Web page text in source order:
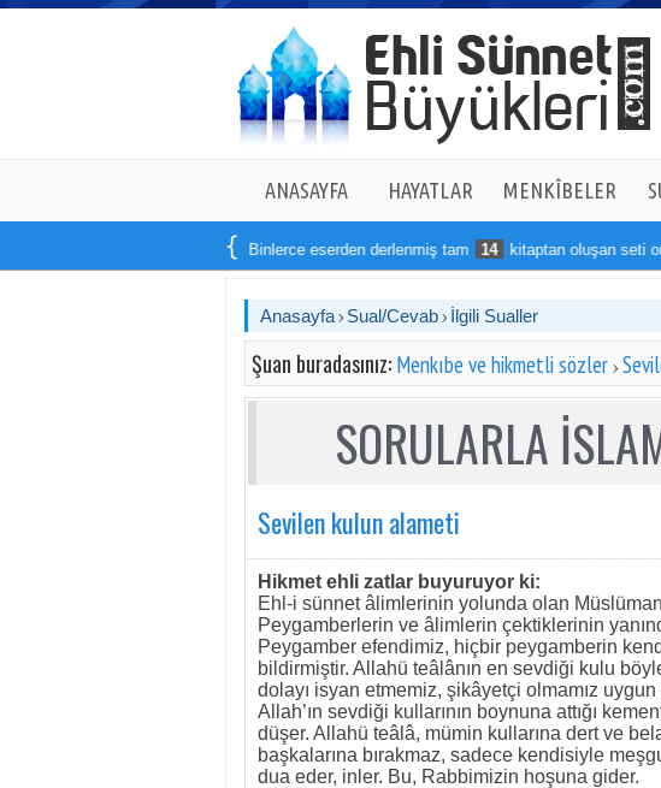
ANASAYFA HAYATLAR MENKÎBELER
Binlerce eserden derlenmiş tam 14 kitaptan oluşan seti
Anasayfa Sual/Cevab İlgili Sualler
Şuan buradasınız: Menkıbe ve hikmetli sözler
SORULARLA
Sevilen kulun alameti
Hikmet ehli zatlar buyuruyor ki:
Ehl-i sünnet âlimlerinin yolunda olan
Peygamberlerin ve âlimlerin çektiklerinin
Peygamber efendimiz, hiçbir peygamberin
bildirmiştir. Allahü teâlânın en sevdiği kulu
dolayı isyan etmemiz, şikâyetçi olmamız
Allah’ın sevdiği kullarının boynuna attığı
düşer. Allahü teâlâ, mümin kullarına dert ve
başkalarına bırakmaz, sadece kendisiyle
dua eder, inler. Bu, Rabbimizin hoşuna gider.